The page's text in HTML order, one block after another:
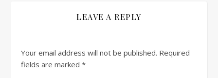
LEAVE A REPLY
Your email address will not be published. Required
fields are marked *